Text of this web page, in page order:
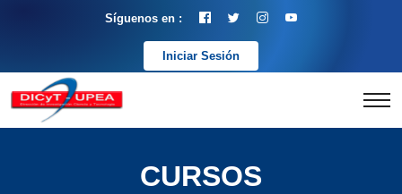
Síguenos en :
Iniciar Sesión
CURSOS